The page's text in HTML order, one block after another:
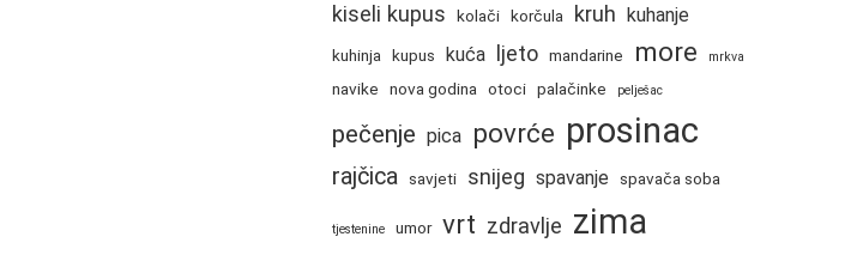
kiseli kupus kolači korčula kruh kuhanje
kuhinja kupus kuća ljeto mandarine more mrkva
navike nova godina otoci palačinke pelješac
pečenje pica povrće prosinac
rajčica savjeti snijeg spavanje spavača soba
tjestenine umor vrt zdravlje zima